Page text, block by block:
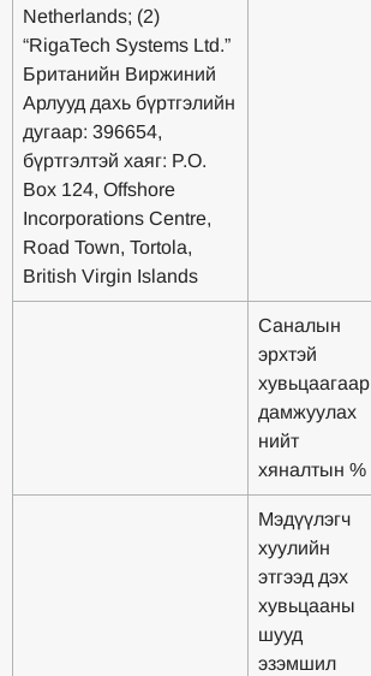
Netherlands; (2)
“RigaTech Systems Ltd.”
Британийн Виржиний
Арлууд дахь бүртгэлийн
дугаар: 396654,
бүртгэлтэй хаяг: P.O.
Box 124, Offshore
Incorporations Centre,
Road Town, Tortola,
British Virgin Islands
Саналын
эрхтэй
хувьцаагаар
дамжуулах
нийт
хяналтын %
Мэдүүлэгч
хуулийн
этгээд дэх
хувьцааны
шууд
эзэмшил